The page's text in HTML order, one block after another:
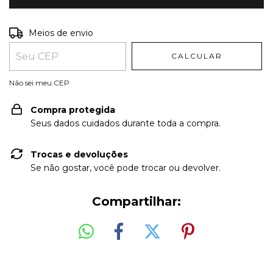
Entregas para o CEP:
Meios de envio
CALCULAR
Não sei meu CEP
Compra protegida
Seus dados cuidados durante toda a compra.
Trocas e devoluções
Se não gostar, você pode trocar ou devolver.
Compartilhar: